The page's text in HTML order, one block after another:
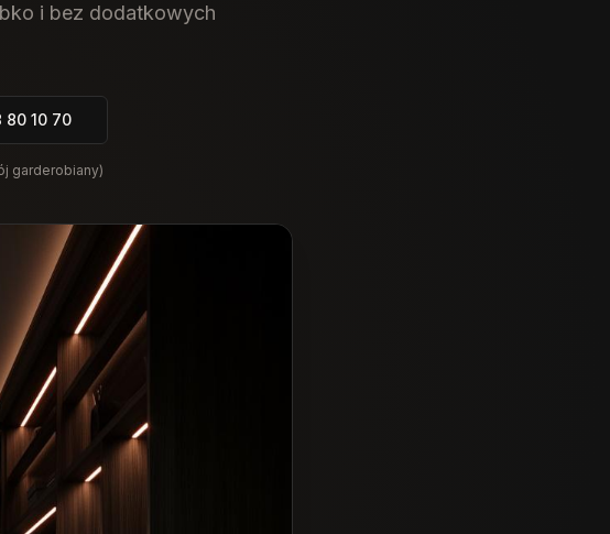
i bez dodatkowych
80 10 70
garderobiany)